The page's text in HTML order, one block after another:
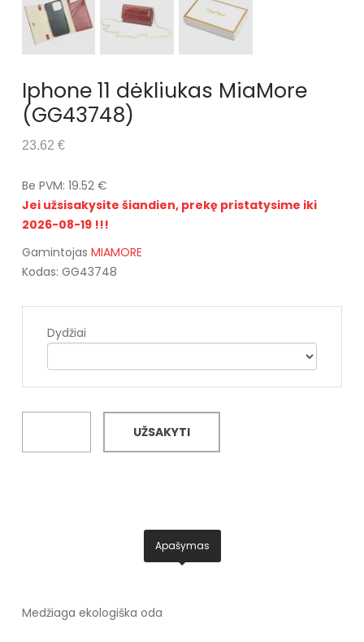
Iphone 11 dėkliukas MiaMore
(GG43748)
23.62 €
Be PVM: 19.52 €
Jei užsisakysite šiandien, prekę pristatysime iki
2026-08-19 !!!
Gamintojas MIAMORE
Kodas: GG43748
Dydžiai
UŽSAKYTI
Apašymas
Medžiaga ekologiška oda